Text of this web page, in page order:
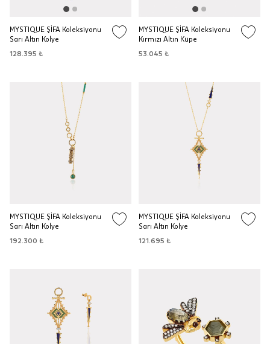
MYSTIQUE ŞİFA Koleksiyonu
Sarı Altın Kolye
128.395 ₺
MYSTIQUE ŞİFA Koleksiyonu
Kırmızı Altın Küpe
53.045 ₺
MYSTIQUE ŞİFA Koleksiyonu
Sarı Altın Kolye
192.300 ₺
MYSTIQUE ŞİFA Koleksiyonu
Sarı Altın Kolye
121.695 ₺